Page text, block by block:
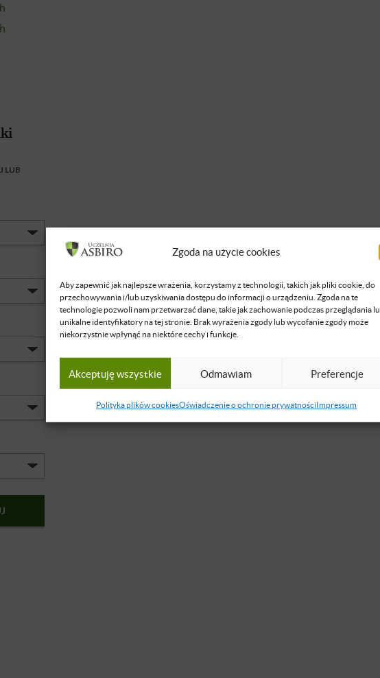
Zgoda na użycie cookies
Aby zapewnić jak najlepsze wrażenia, korzystamy z technologii, takich jak pliki cookie, do
przechowywania i/lub uzyskiwania dostępu do informacji o urządzeniu. Zgoda na te
technologie pozwoli nam przetwarzać dane, takie jak zachowanie podczas przeglądania
unikalne identyfikatory na tej stronie. Brak wyrażenia zgody lub wycofanie zgody może
niekorzystnie wpłynąć na niektóre cechy i funkcje.
Akceptuję wszystkie Odmawiam Preferencje
Polityka plików cookiesOświadczenie o ochronie prywatnościImpressum
LUB